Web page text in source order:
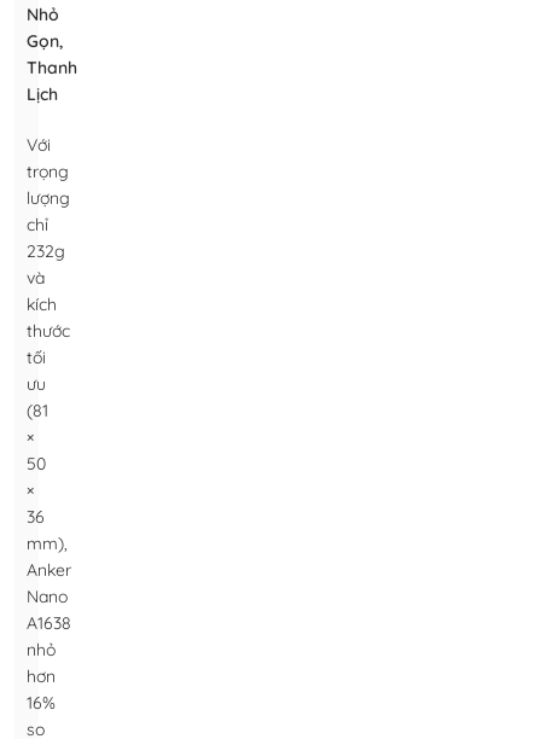
Nhỏ
Gọn,
Thanh
Lịch
Với
trọng
lượng
chỉ
232g
và
kích
thước
tối
ưu
(81
×
50
×
36
mm),
Anker
Nano
A1638
nhỏ
hơn
16%
so